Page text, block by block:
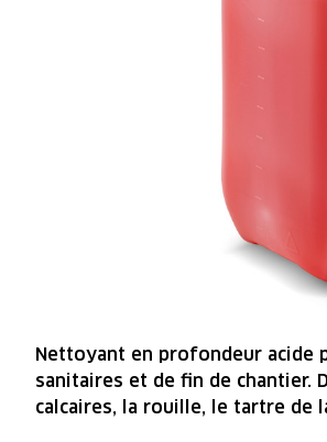
Nettoyant en profondeur acide
sanitaires et de fin de chantier.
calcaires, la rouille, le tartre de